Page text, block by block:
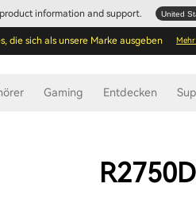
information and support. United
die sich als unsere Marke ausgeben
Gaming Entdecken